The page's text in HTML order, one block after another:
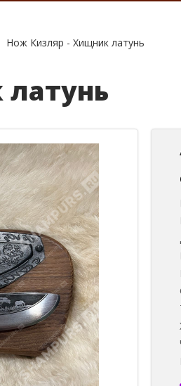
Нож Кизляр - Хищник латунь